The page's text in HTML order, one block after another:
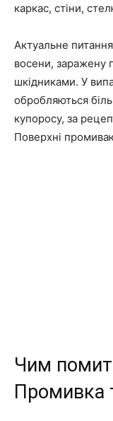
каркас, стіни,
Актуальне
восени, заражену
шкідниками. У
обробляються
купоросу, за
Поверхні
Чим
Промивка